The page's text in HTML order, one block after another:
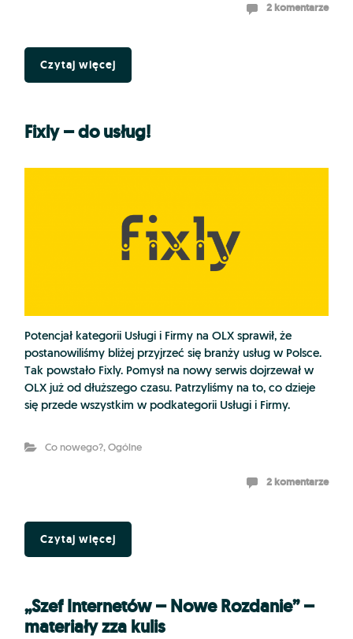
2 komentarze
Czytaj więcej
Fixly – do usług!
Potencjał kategorii Usługi i Firmy na OLX sprawił, że
postanowiliśmy bliżej przyjrzeć się branży usług w Polsce.
Tak powstało Fixly. Pomysł na nowy serwis dojrzewał w
OLX już od dłuższego czasu. Patrzyliśmy na to, co dzieje
się przede wszystkim w podkategorii Usługi i Firmy.
Co nowego?, Ogólne
2 komentarze
Czytaj więcej
„Szef Internetów – Nowe Rozdanie” –
materiały zza kulis